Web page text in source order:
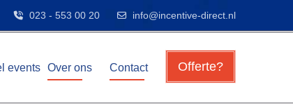
023 - 553 00 20 info@incentive-direct.nl
Offerte?
events Over ons Contact